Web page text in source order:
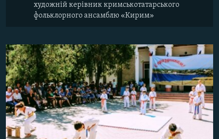
художній керівник кримськотатарського
фольклорного ансамблю «Кирим»